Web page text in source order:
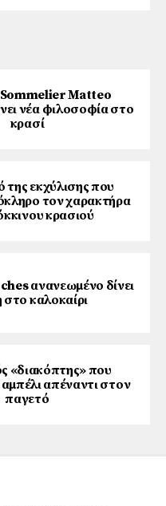
Matteo
νέα φιλοσοφία στο
κρασί
της εκχύλισης που
τον χαρακτήρα
κρασιού
ανανεωμένο δίνει
στο καλοκαίρι
«διακόπτης» που
αμπέλι απέναντι στον
παγετό